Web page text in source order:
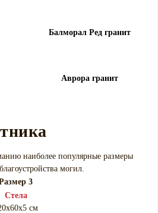
Балморал Ред гранит
Аврора гранит
наиболее популярные размеры
благоустройства могил.
3
Cтела
см